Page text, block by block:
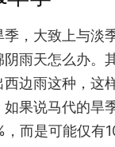
季，大致上与淡
阴雨天怎么办。
西边雨这种，这
如果说马代的旱
而是可能仅有